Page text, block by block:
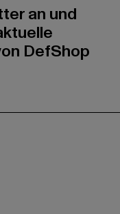
an und
DefShop